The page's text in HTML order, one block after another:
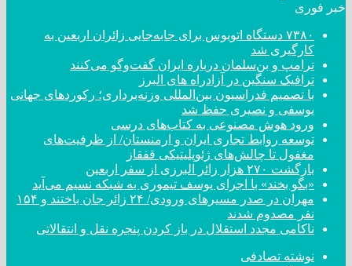
خبر فوری
۷۳۸۰ دستگاه اتوبوس برای جابه‌جایی زائران اربعین به
کارگیری شد
ترامپ و بن‌سلمان درباره ایران گفت‌و‌گو می‌کنند
ترافیک سنگین در آزادراه های البرز
با تصمیم فدراسیون بین‌المللی وزنه‌برداری؛ رکورد‌های جهانی
یوسفی و نصیری حفظ شد
ورود هوش مصنوعی به کتاب‌های درسی
توسعه روابط تجاری ایران و ارمنستان/ از ظرفیت‌های
مغفول تا چالش‌های ژئوپلیتیکی قفقاز
بازگشت ۲۷۰ هزار زائر البرزی از سفر اربعین
«بگو بخند» با اجرای یوسف تیموری به شبکه نسیم می‌آید
مهران در صدر مسیر‌های ورودی/ ۲۴ زائر جان باختند و ۱۵۴
نفر مصدوم شدند
ناکامی مجدد استقلال در باز کردن پنجره نقل و انتقالاتی
نوشته تصادفی